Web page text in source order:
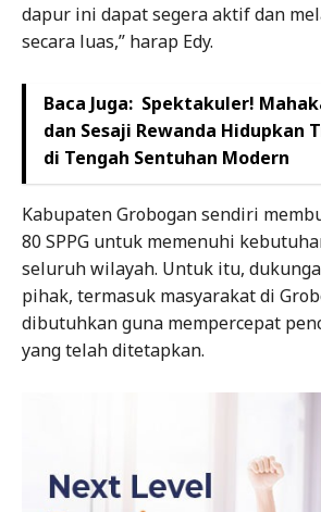
dapur ini dapat segera aktif dan
secara luas,” harap Edy.
Baca Juga: Spektakuler!
dan Sesaji Rewanda Hidupkan
di Tengah Sentuhan Modern
Kabupaten Grobogan sendiri
80 SPPG untuk memenuhi
seluruh wilayah. Untuk itu,
pihak, termasuk masyarakat di
dibutuhkan guna mempercepat
yang telah ditetapkan.